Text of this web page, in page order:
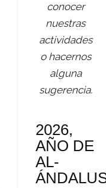
conocer
nuestras
actividades
o hacernos
alguna
sugerencia.
2026,
AÑO DE
AL-